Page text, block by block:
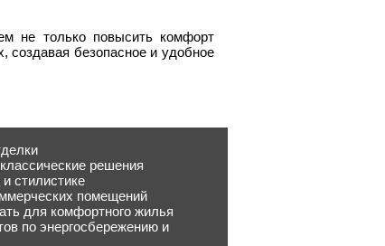
не только повысить комфорт
создавая безопасное и удобное
решения
стилистике
помещений
для комфортного жилья
по энергосбережению и